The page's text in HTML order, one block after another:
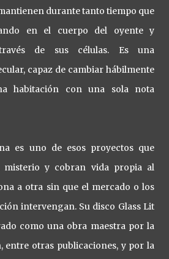
durante tanto tiempo que
en el cuerpo del oyente y
de sus células. Es una
capaz de cambiar hábilmente
habitación con una sola nota
es uno de esos proyectos que
misterio y cobran vida propia al
a otra sin que el mercado o los
intervengan. Su disco Glass Lit
como una obra maestra por la
entre otras publicaciones, y por la